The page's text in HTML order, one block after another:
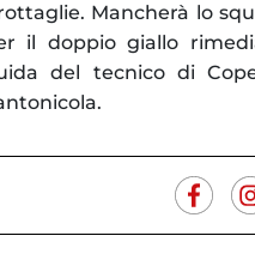
Mancherà lo
il doppio giallo
del tecnico di